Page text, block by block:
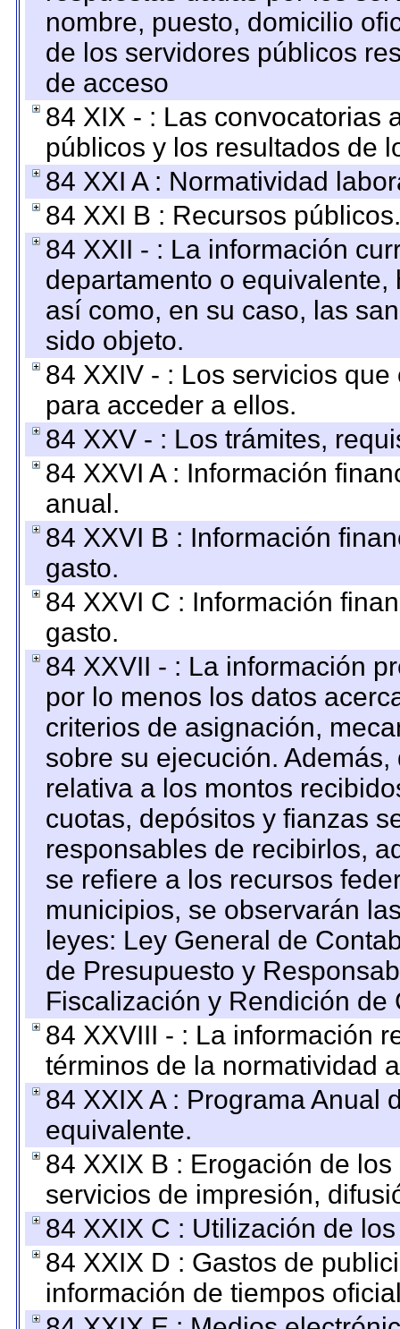
nombre, puesto, domicilio
de los servidores públicos
de acceso
84 XIX - : Las convocatorias
públicos y los resultados de
84 XXI A : Normatividad
84 XXI B : Recursos públicos.
84 XXII - : La información
departamento o
así como, en su caso, las
sido objeto.
84 XXIV - : Los servicios
para acceder a ellos.
84 XXV - : Los trámites,
84 XXVI A : Información
anual.
84 XXVI B : Información
gasto.
84 XXVI C : Información
gasto.
84 XXVII - : La información
por lo menos los datos
criterios de asignación,
sobre su ejecución.
relativa a los montos
cuotas, depósitos y fianzas
responsables de recibirlos,
se refiere a los recursos
municipios, se observarán
leyes: Ley General de
de Presupuesto y
Fiscalización y Rendición
84 XXVIII - : La información
términos de la normatividad
84 XXIX A : Programa Anual
equivalente.
84 XXIX B : Erogación de
servicios de impresión,
84 XXIX C : Utilización de
84 XXIX D : Gastos de
información de tiempos